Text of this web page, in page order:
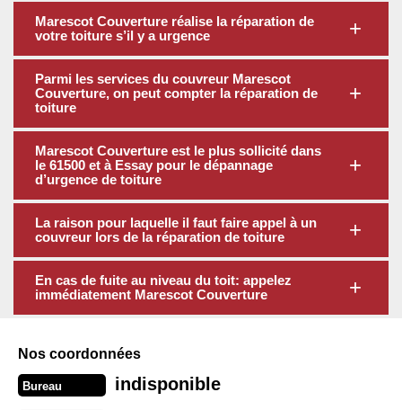
Marescot Couverture réalise la réparation de
votre toiture s’il y a urgence
Parmi les services du couvreur Marescot
Couverture, on peut compter la réparation de
toiture
Marescot Couverture est le plus sollicité dans
le 61500 et à Essay pour le dépannage
d’urgence de toiture
La raison pour laquelle il faut faire appel à un
couvreur lors de la réparation de toiture
En cas de fuite au niveau du toit: appelez
immédiatement Marescot Couverture
Nos coordonnées
Bureau indisponible